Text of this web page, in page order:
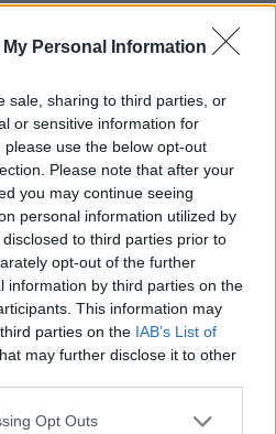
Personal Information
sale, sharing to third parties, or
or sensitive information for
use the below opt-out
Please note that after your
you may continue seeing
personal information utilized by
to third parties prior to
opt-out of the further
information by third parties on the
This information may
parties on the IAB’s List of
may further disclose it to other
Opt Outs
MAIS DO AUTOR
saúdam Banda
pelo 1º lugar no